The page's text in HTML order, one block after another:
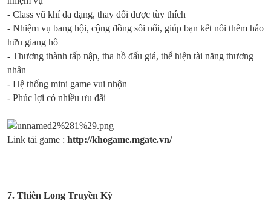
- Class vũ khí đa dạng, thay đổi được tùy thích
- Nhiệm vụ bang hội, cộng đồng sôi nổi, giúp bạn kết nối thêm hảo
hữu giang hồ
- Thương thành tấp nập, tha hồ đấu giá, thể hiện tài năng thương
nhân
- Hệ thống mini game vui nhộn
- Phúc lợi có nhiều ưu đãi
Link tải game : http://khogame.mgate.vn/
7. Thiên Long Truyền Kỳ